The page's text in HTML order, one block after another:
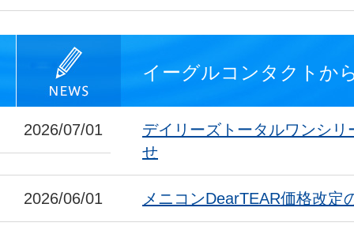
イーグルコンタクトか
2026/07/01
デイリーズトータルワンシ
せ
2026/06/01 メニコンDearTEAR価格改定